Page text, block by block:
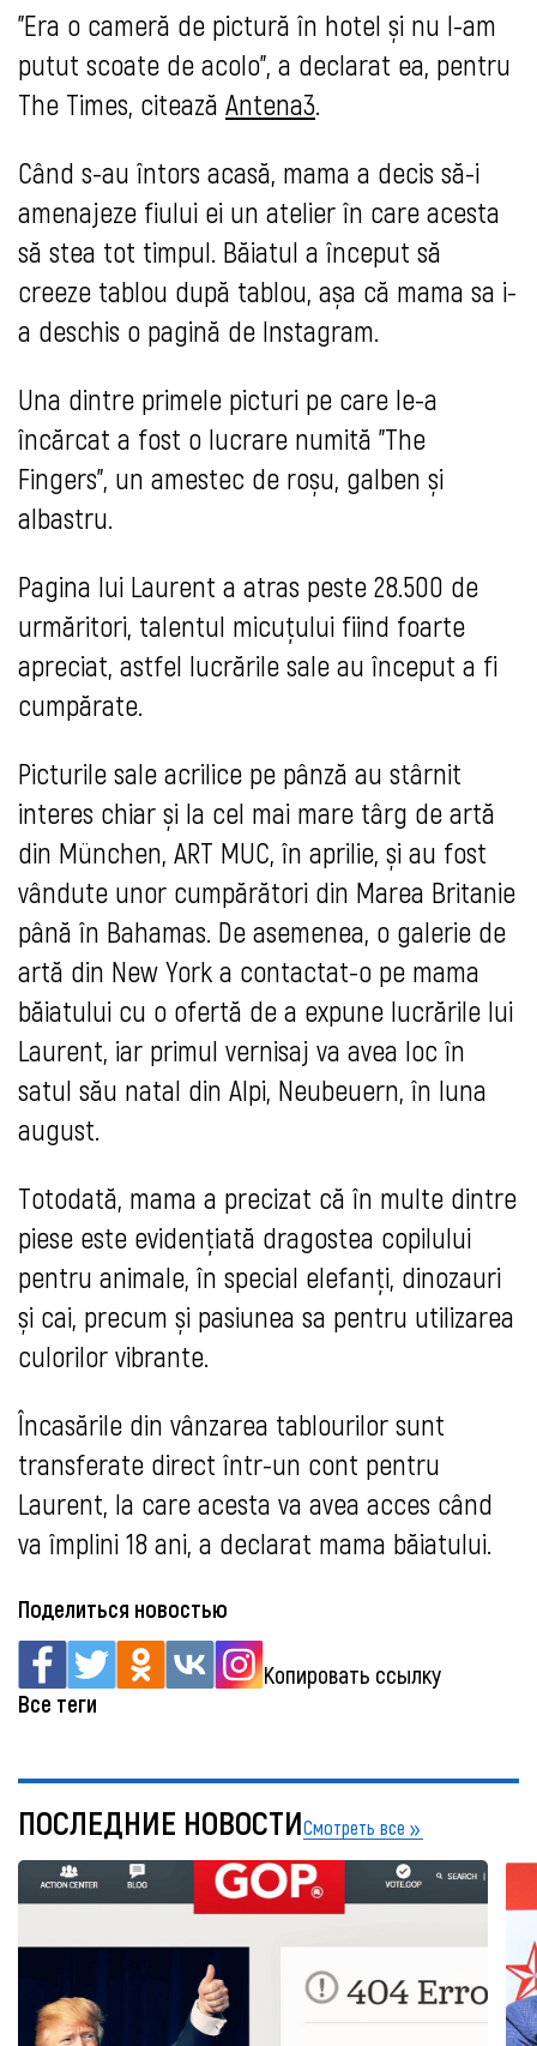
"Era o cameră de pictură în hotel și nu l-am
putut scoate de acolo”, a declarat ea, pentru
The Times, citează Antena3
Când s-au întors acasă, mama a decis să-i
amenajeze fiului ei un atelier în care acesta
să stea tot timpul. Băiatul a început să
creeze tablou după tablou, așa că mama sa i-
a deschis o pagină de Instagram.
Una dintre primele picturi pe care le-a
încărcat a fost o lucrare numită "The
Fingers”, un amestec de roșu, galben și
albastru.
Pagina lui Laurent a atras peste 28.500 de
urmăritori, talentul micuțului fiind foarte
apreciat, astfel lucrările sale au început a fi
cumpărate.
Picturile sale acrilice pe pânză au stârnit
interes chiar și la cel mai mare târg de artă
din München, ART MUC, în aprilie, și au fost
vândute unor cumpărători din Marea Britanie
până în Bahamas. De asemenea, o galerie de
artă din New York a contactat-o pe mama
băiatului cu o ofertă de a expune lucrările lui
Laurent, iar primul vernisaj va avea loc în
satul său natal din Alpi, Neubeuern, în luna
august.
Totodată, mama a precizat că în multe dintre
piese este evidențiată dragostea copilului
pentru animale, în special elefanți, dinozauri
și cai, precum și pasiunea sa pentru utilizarea
culorilor vibrante.
Încasările din vânzarea tablourilor sunt
transferate direct într-un cont pentru
Laurent, la care acesta va avea acces când
va împlini 18 ani, a declarat mama băiatului.
Поделиться новостью
Копировать ссылку
Все теги
ПОСЛЕДНИЕ НОВОСТИСмотреть все